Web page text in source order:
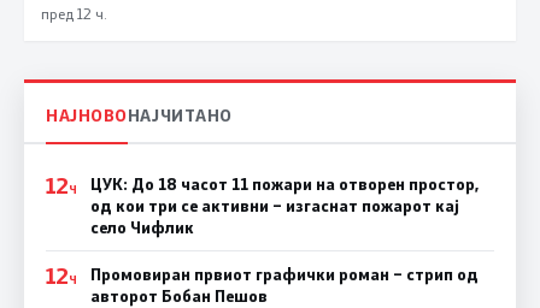
пред 12 ч.
НАЈНОВОНАЈЧИТАНО
12Ч
ЦУК: До 18 часот 11 пожари на отворен простор,
од кои три се активни – изгаснат пожарот кај
село Чифлик
12Ч
Промовиран првиот графички роман – стрип од
авторот Бобан Пешов